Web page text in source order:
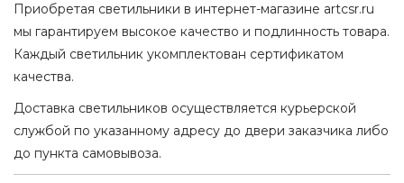
Приобретая светильники в интернет-магазине artcsr.ru
мы гарантируем высокое качество и подлинность товара.
Каждый светильник укомплектован сертификатом
качества.
Доставка светильников осуществляется курьерской
службой по указанному адресу до двери заказчика либо
до пункта самовывоза.